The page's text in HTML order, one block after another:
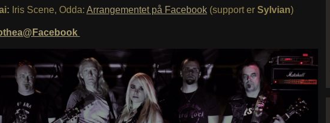
Iris Scene, Odda: Arrangementet på Facebook(support er Sylvian)